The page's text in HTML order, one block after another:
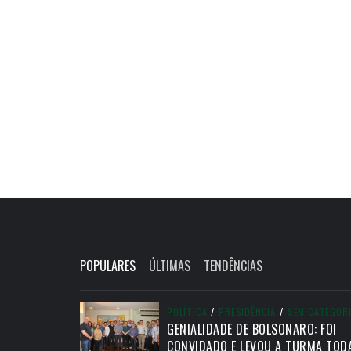
POPULARES ÚLTIMAS TENDÊNCIAS
POLÍTICA / PRESIDÊNCIA / SEM
GENIALIDADE DE BOLSONARO: FOI
CONVIDADO E LEVOU A TURMA